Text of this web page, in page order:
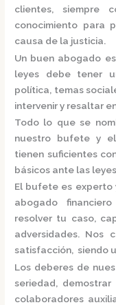
clientes, siempre
conocimiento para
causa de la justicia.
Un buen abogado
leyes debe tener
política, temas
intervenir y resaltar
Todo lo que se
nuestro bufete y el
tienen suficientes
básicos ante las
El bufete es experto
abogado
resolver tu caso,
adversidades. Nos
satisfacción, siendo
Los deberes de
seriedad,
colaboradores